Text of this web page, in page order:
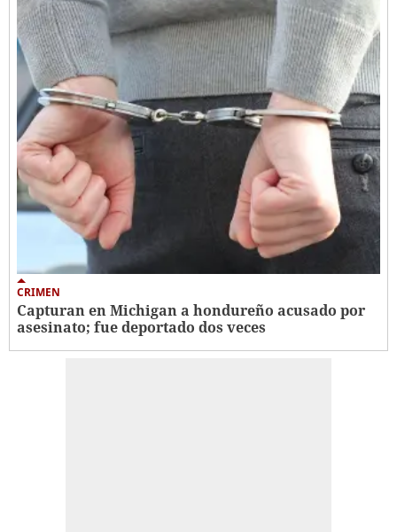
CRIMEN
Capturan en Michigan a hondureño acusado por
asesinato; fue deportado dos veces